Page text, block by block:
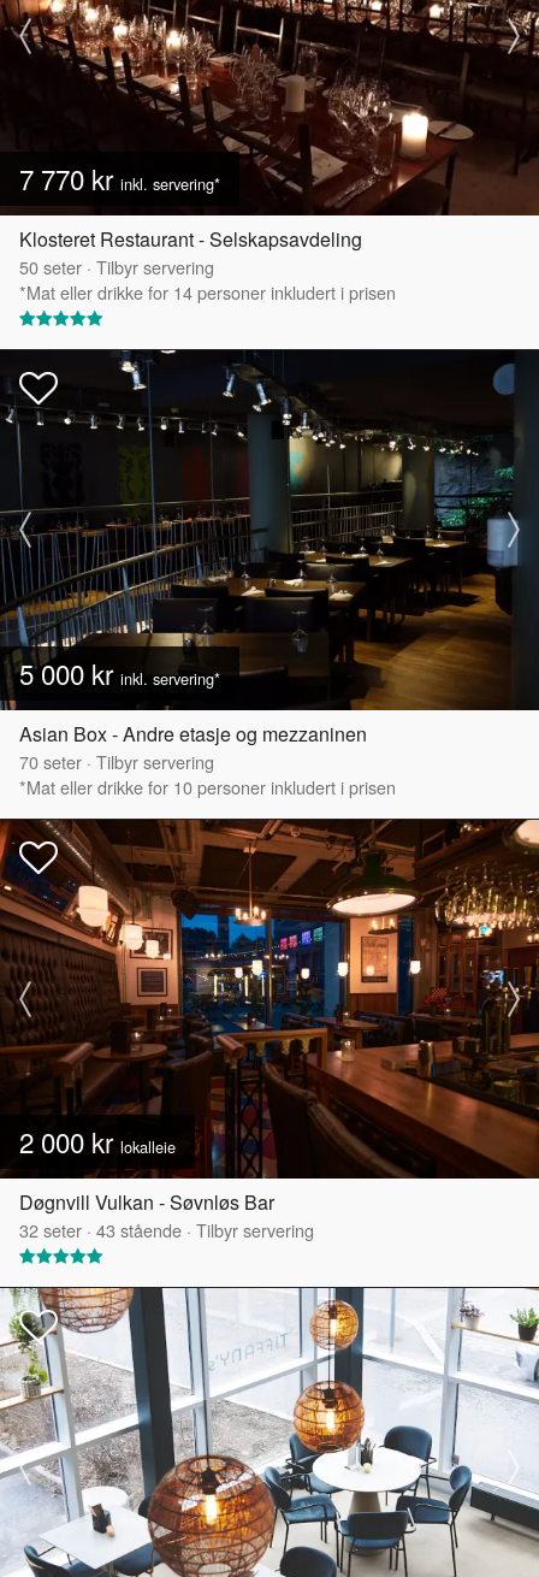
7 770 kr inkl. servering*
Klosteret Restaurant - Selskapsavdeling
50seter · Tilbyr servering
*Mat eller drikke for 14 personer inkludert i prisen
5 000 kr inkl. servering*
Asian Box - Andre etasje og mezzaninen
70seter · Tilbyr servering
*Mat eller drikke for 10 personer inkludert i prisen
2 000 kr lokalleie
Døgnvill Vulkan - Søvnløs Bar
32seter · 43 stående · Tilbyr servering